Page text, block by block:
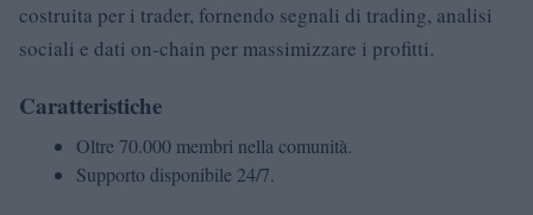
costruita per i trader, fornendo segnali di trading, analisi
sociali e dati on-chain per massimizzare i profitti.
Caratteristiche
Oltre 70.000 membri nella comunità.
Supporto disponibile 24/7.